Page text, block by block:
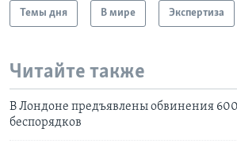
Темы дня В мире Экспертиза
Читайте также
В Лондоне предъявлены обвинения
беспорядков